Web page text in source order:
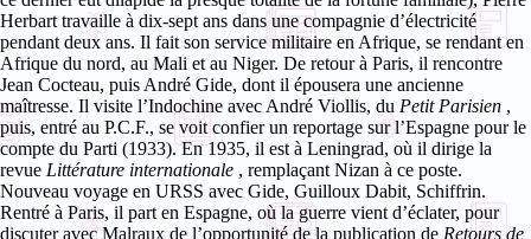
Herbart travaille à dix-sept ans dans une compagnie d’électricité
pendant deux ans. Il fait son service militaire en Afrique, se rendant en
Afrique du nord, au Mali et au Niger. De retour à Paris, il rencontre
Jean Cocteau, puis André Gide, dont il épousera une ancienne
maîtresse. Il visite l’Indochine avec André Viollis, du Petit Parisien ,
puis, entré au P.C.F., se voit confier un reportage sur l’Espagne pour le
compte du Parti (1933). En 1935, il est à Leningrad, où il dirige la
revue Littérature internationale , remplaçant Nizan à ce poste.
Nouveau voyage en URSS avec Gide, Guilloux Dabit, Schiffrin.
Rentré à Paris, il part en Espagne, où la guerre vient d’éclater, pour
discuter avec Malraux de l’opportunité de la publication de Retours de